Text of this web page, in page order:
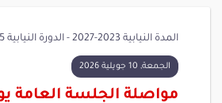
المدة النيابية 2023-2027 - الدورة النيابية 2025 - 2026
الجمعة, 10 جويلية 2026
مواصلة الجلسة العامة